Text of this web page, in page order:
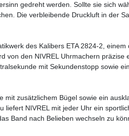
gedreht werden. Sollte sie sich
Die verbleibende Druckluft in der
des Kalibers ETA 2824-2, einem
von den NIVREL Uhrmachern präzise
mit Sekundenstopp sowie
mit zusätzlichem Bügel sowie ein
NIVREL mit jeder Uhr ein
Band nach Belieben wechseln zu